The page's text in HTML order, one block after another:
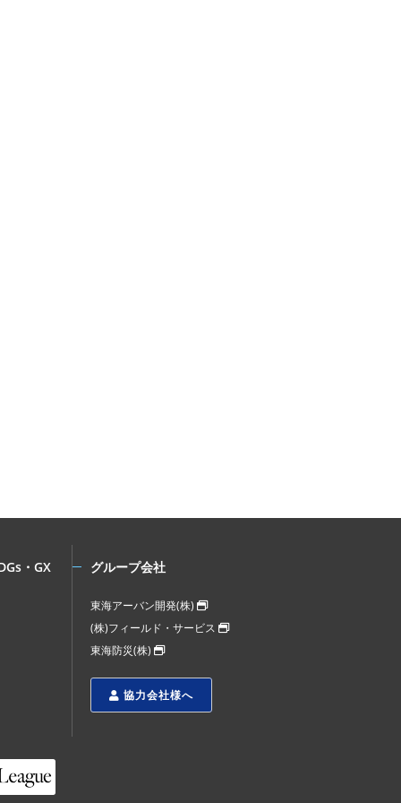
・GX グループ会社
東海アーバン開発(株)
(株)フィールド・サービス
東海防災(株)
協力会社様へ